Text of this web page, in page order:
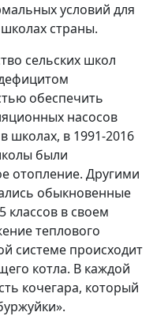
условий для
страны.
сельских школ
обеспечить
насосов
школах, в 1991-2016
были
отопление. Другими
обыкновенные
классов в своем
теплового
системе происходит
котла. В каждой
кочегара, который